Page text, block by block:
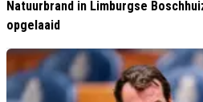
Natuurbrand in Limburgse
opgelaaid